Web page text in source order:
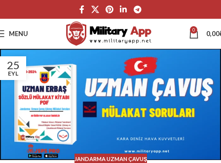
MENU 0 0,00
25
EYL
JANDARMA UZMAN ÇAVUŞ